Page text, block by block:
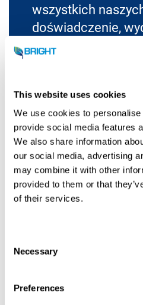
This website uses cookies
We use cookies to
provide social media features
We also share information
our social media, advertising
may combine it with other
provided to them or that
of their services.
Necessary
Preferences
wszystkich
doświadczenie,
niezawodność.
Od serwisu po
dostawy części
wieloletnie umowy.
Wydajna,
na jakość
Usuwanie awarii
działające na